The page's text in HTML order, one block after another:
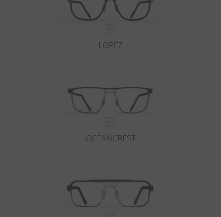
LOPEZ
OCEANCREST